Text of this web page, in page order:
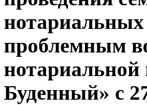
проблемным
нотариальной
Буденный» с